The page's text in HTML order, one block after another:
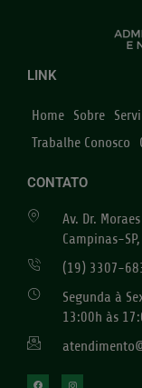
LINK
Home Sobre
Trabalhe Conosco
CONTATO
Av. Dr.
Campinas-
(19) 3307-
Segunda à
13:00h às